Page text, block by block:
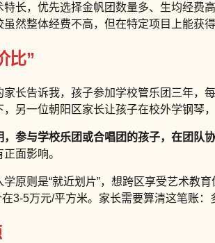
长，优先选择金帆团数量多、生均经费
然整体经费不高，但在特定项目上能获得
比”
长告诉我，孩子参加学校管乐团三年
另一位朝阳区家长让孩子在校外学钢琴
，参与学校乐团或合唱团的孩子，在团队
面影响。
原则是“就近划片”，想跨区享受艺术教
3-5万元/平方米。家长需要算清这笔账